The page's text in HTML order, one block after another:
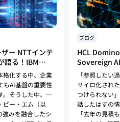
ー NTTインテ
語る！IBM
てきた企業AI
格化する中、企業
もAI基盤の重要性
そうした中、
ビー・エム（以
みを融合したシ
ブログ
HCL
Sovereign
データと
「参照したい
サイロ化され
つけられない
話したはずの
「去年の見積